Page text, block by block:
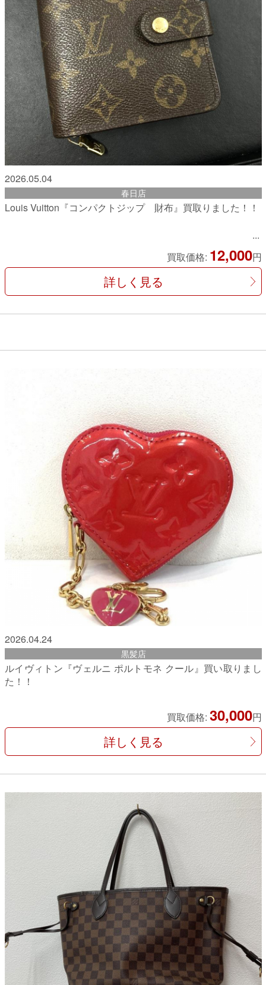
2026.05.04
春日店
Louis Vuitton『コンパクトジップ 財布』買取りました！！
買取価格: 12,000円
詳しく見る
2026.04.24
黒髪店
ルイヴィトン『ヴェルニ ポルトモネ クール』買い取りまし
た！！
買取価格: 30,000円
詳しく見る